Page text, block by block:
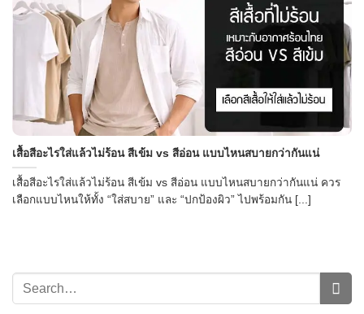
เสื้อสีอะไรใส่แล้วไม่ร้อน สีเข้ม vs สีอ่อน แบบไหนสบายกว่ากันแน่
เสื้อสีอะไรใส่แล้วไม่ร้อน สีเข้ม vs สีอ่อน แบบไหนสบายกว่ากันแน่ ควร
เลือกแบบไหนให้ทั้ง “ใส่สบาย” และ “ปกป้องผิว” ไปพร้อมกัน [...]